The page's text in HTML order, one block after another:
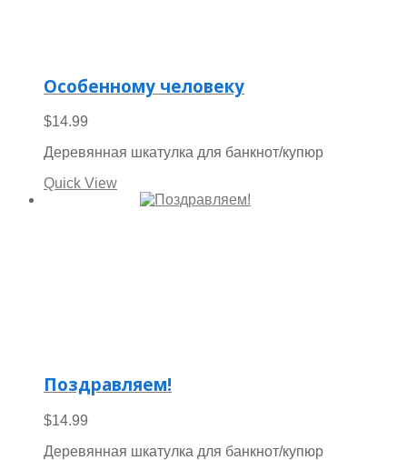
Особенному человеку
$14.99
Деревянная шкатулка для банкнот/купюр
Quick View
Поздравляем!
$14.99
Деревянная шкатулка для банкнот/купюр